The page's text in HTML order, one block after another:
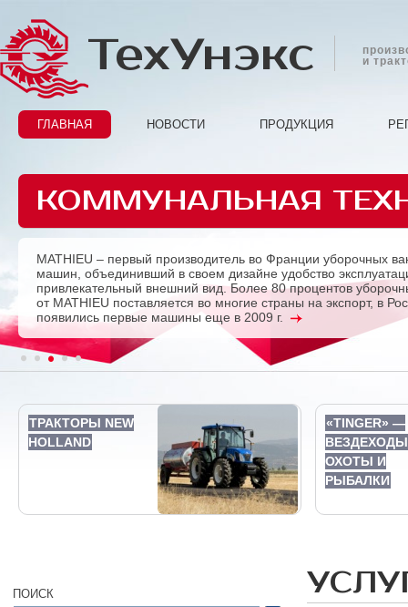
ТехУнэкс
и
ГЛАВНАЯ НОВОСТИ ПРОДУКЦИЯ
КОММУНАЛЬНАЯ
MATHIEU – первый производитель во Франции уборочных
машин, объединивший в своем дизайне удобство
привлекательный внешний вид. Более 80 процентов
от MATHIEU поставляется во многие страны на экспорт, в
появились первые машины еще в 2009 г.
Previous
1 2 3 4 5
ТРАКТОРЫ NEW
HOLLAND
«TINGER» —
ОХОТЫ И
РЫБАЛКИ
ПОИСК